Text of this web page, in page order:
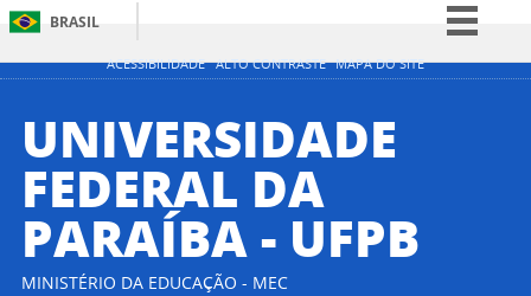
ACESSIBILIDADE ALTO CONTRASTE MAPA DO SITE
BRASIL
Simplifique!
Participe
Acesso à informação
Canais
UNIVERSIDADE
FEDERAL DA
PARAÍBA - UFPB
MINISTÉRIO DA EDUCAÇÃO - MEC